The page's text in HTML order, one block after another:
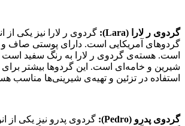
گردوی ر لارا (Lara):
گردوی ر لارا نیز یکی از
گردوهای آمریکایی است. دارای پوستی صاف
است. هسته‌ی گردوی ر لارا به رنگ سفید
شیرین و خامه‌ای است. این گردوها بیشتر
استفاده در تزئین و تهیه‌ی شیرینی‌ها مناسب
گردوی پدرو (Pedro):
گردوی پدرو نیز یکی از